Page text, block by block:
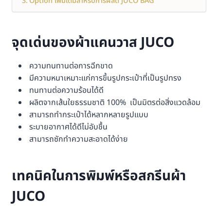
จุดเด่นของผ้าแคนวาส JUCO
ความทนทานต่อการฉีกขาด
มีความหนาเหมาะแก่การขึ้นรูปกระเป๋าที่เป็นรูปทรง
ทนทานต่อความร้อนได้ดี
ผลิตจากเส้นใยธรรมชาติ 100% เป็นมิตรต่อสิ่งแวดล้อม
สามารถทำกระเป๋าได้หลากหลายรูปแบบ
ระบายอากาศได้ดีไม่อับชื้น
สามารถซักทำความสะอาดได้ง่าย
เทคนิคในการพิมพ์หรือสกรีนผ้า
JUCO